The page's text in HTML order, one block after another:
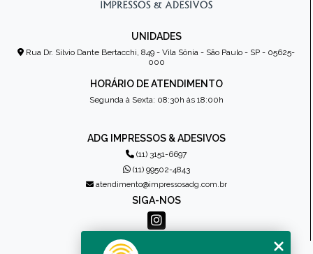
UNIDADES
Rua Dr. Sílvio Dante Bertacchi, 849 - Vila Sônia - São Paulo - SP - 05625-
000
HORÁRIO DE ATENDIMENTO
Segunda à Sexta: 08:30h às 18:00h
ADG IMPRESSOS & ADESIVOS
(11) 3151-6697
(11) 99502-4843
atendimento@impressosadg.com.br
SIGA-NOS